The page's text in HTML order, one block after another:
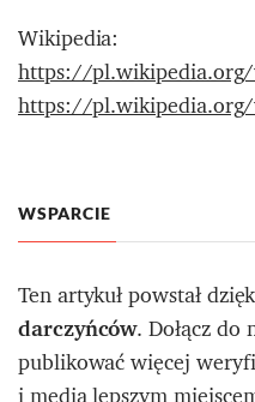
Wikipedia:
https://
https://pl.wikipedia.org/
WSPARCIE
Ten artykuł powstał
darczyńców. Dołącz
publikować więcej